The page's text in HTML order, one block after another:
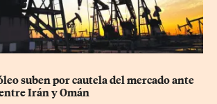
suben por cautela del mercado ante
Irán y Omán